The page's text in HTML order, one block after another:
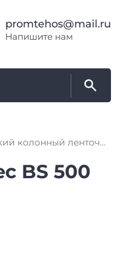
promtehos@mail.ru
Напишите нам
Автоматический колонный ленточнопильный станок MetalTec BS 500 CA (5,5 кВт)
BS 500